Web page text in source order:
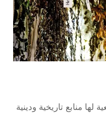
لها منابع تاريخية ودينية